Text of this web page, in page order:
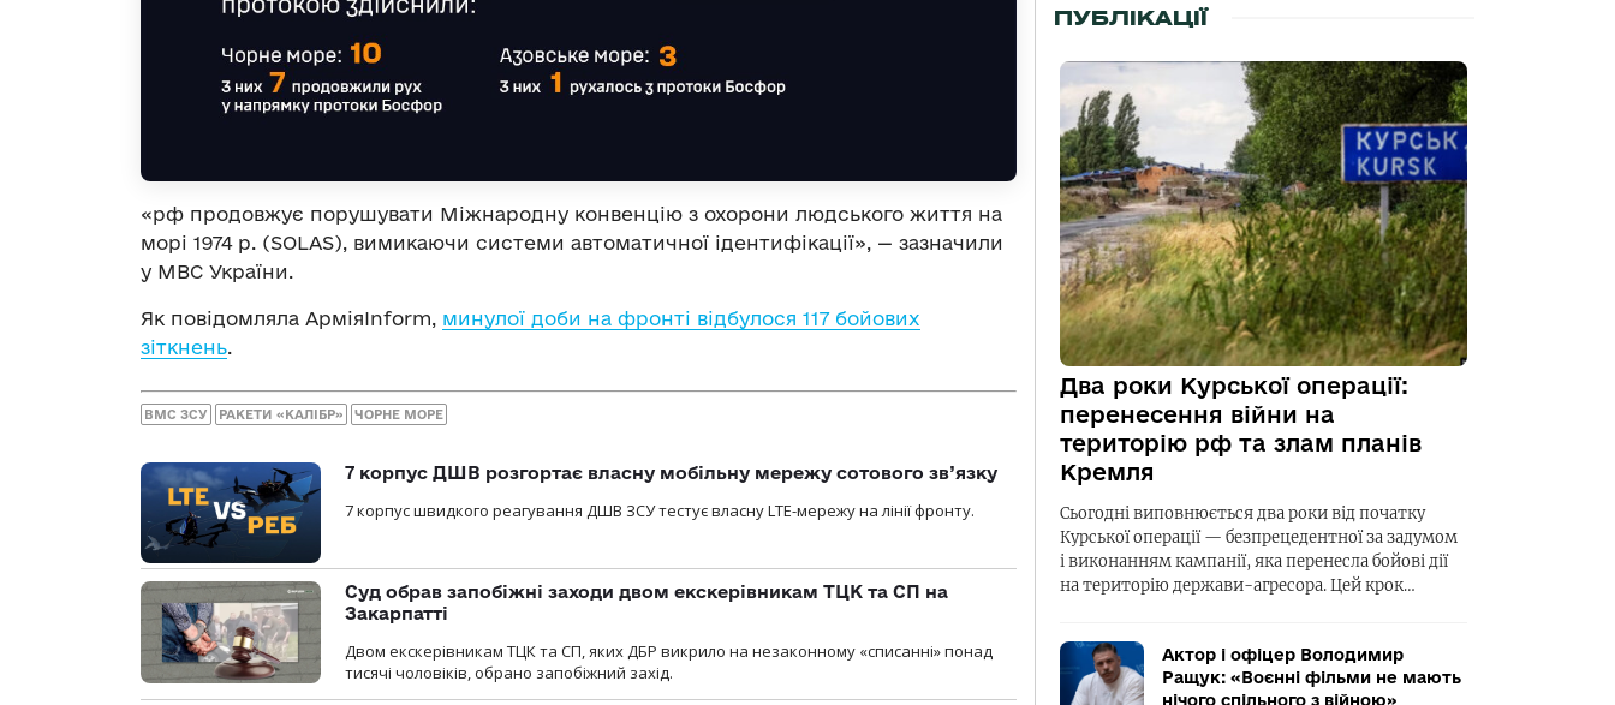
«рф продовжує порушувати Міжнародну конвенцію з охорони людського життя на
морі 1974 р. (SOLAS), вимикаючи системи автоматичної ідентифікації», — зазначили
у МВС України.
Як повідомляла АрміяInform, минулої доби на фронті відбулося 117 бойових
зіткнень.
ВМС ЗСУ РАКЕТИ «КАЛІБР» ЧОРНЕ МОРЕ
7 корпус ДШВ розгортає власну мобільну мережу сотового зв’язку
7 корпус швидкого реагування ДШВ ЗСУ тестує власну LTE-мережу на лінії фронту.
Суд обрав запобіжні заходи двом екскерівникам ТЦК та СП на
Закарпатті
Двом екскерівникам ТЦК та СП, яких ДБР викрило на незаконному «списанні» понад
тисячі чоловіків, обрано запобіжний захід.
ПУБЛІКАЦІЇ
Два роки Курської операції:
перенесення війни на
територію рф та злам планів
Кремля
Сьогодні виповнюється два роки від початку
Курської операції — безпрецедентної за задумом
і виконанням кампанії, яка перенесла бойові дії
на територію держави-агресора. Цей крок…
Актор і офіцер Володимир
Ращук: «Воєнні фільми не мають
нічого спільного з війною»